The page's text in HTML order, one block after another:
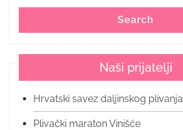
Search
Naši prijatelji
Hrvatski savez daljinskog plivanja
Plivački maraton Vinišće